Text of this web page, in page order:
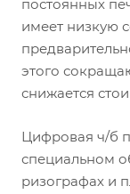
постоянных
имеет низкую
этого
снижается
Цифровая ч/б
специальном
ризографах и